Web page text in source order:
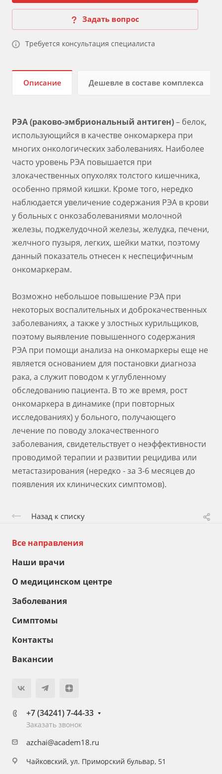
Задать вопрос
Требуется консультация специалиста
Описание Дешевле в составе комплекса
РЭА (раково-эмбриональный антиген)– белок,
использующийся в качестве онкомаркера при
многих онкологических заболеваниях. Наиболее
часто уровень РЭА повышается при
злокачественных опухолях толстого кишечника,
особенно прямой кишки. Кроме того, нередко
наблюдается увеличение содержания РЭА в крови
у больных с онкозаболеваниями молочной
железы, поджелудочной железы, желудка, печени,
желчного пузыря, легких, шейки матки, поэтому
данный показатель отнесен к неспецифичным
онкомаркерам.
Возможно небольшое повышение РЭА при
некоторых воспалительных и доброкачественных
заболеваниях, а также у злостных курильщиков,
поэтому выявление повышенного содержания
РЭА при помощи анализа на онкомаркеры еще не
является основанием для постановки диагноза
рака, а служит поводом к углубленному
обследованию пациента. В то же время, рост
онкомаркера в динамике (при повторных
исследованиях) у больного, получающего
лечение по поводу злокачественного
заболевания, свидетельствует о неэффективности
проводимой терапии и развитии рецидива или
метастазирования (нередко - за 3-6 месяцев до
появления их клинических симптомов).
Назад к списку
Все направления
Наши врачи
О медицинском центре
Заболевания
Симптомы
Контакты
Вакансии
+7 (34241) 7-44-33
Заказать звонок
azchai@academ18.ru
Чайковский, ул. Приморский бульвар, 51